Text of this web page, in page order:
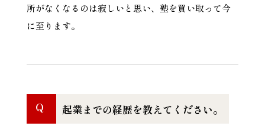
所がなくなるのは寂しいと思い、塾を買い取って今
に至ります。
Q 起業までの経歴を教えてください。